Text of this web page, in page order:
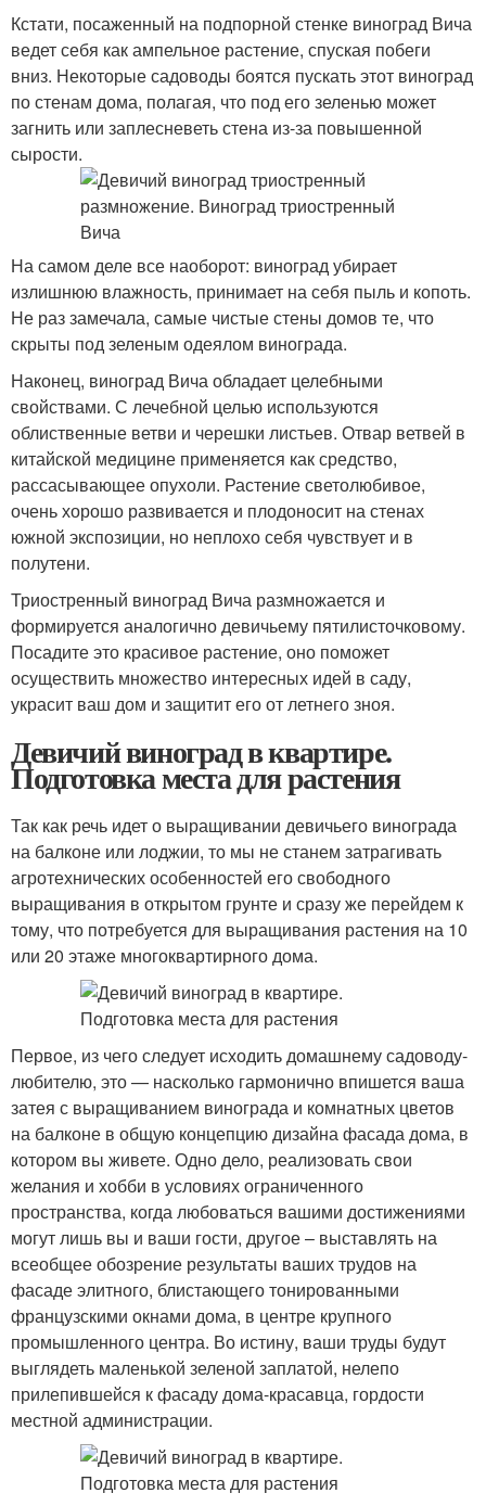
Кстати, посаженный на подпорной стенке виноград Вича
ведет себя как ампельное растение, спуская побеги
вниз. Некоторые садоводы боятся пускать этот виноград
по стенам дома, полагая, что под его зеленью может
загнить или заплесневеть стена из-за повышенной
сырости.
На самом деле все наоборот: виноград убирает
излишнюю влажность, принимает на себя пыль и копоть.
Не раз замечала, самые чистые стены домов те, что
скрыты под зеленым одеялом винограда.
Наконец, виноград Вича обладает целебными
свойствами. С лечебной целью используются
облиственные ветви и черешки листьев. Отвар ветвей в
китайской медицине применяется как средство,
рассасывающее опухоли. Растение светолюбивое,
очень хорошо развивается и плодоносит на стенах
южной экспозиции, но неплохо себя чувствует и в
полутени.
Триостренный виноград Вича размножается и
формируется аналогично девичьему пятилисточковому.
Посадите это красивое растение, оно поможет
осуществить множество интересных идей в саду,
украсит ваш дом и защитит его от летнего зноя.
Девичий виноград в квартире.
Подготовка места для растения
Так как речь идет о выращивании девичьего винограда
на балконе или лоджии, то мы не станем затрагивать
агротехнических особенностей его свободного
выращивания в открытом грунте и сразу же перейдем к
тому, что потребуется для выращивания растения на 10
или 20 этаже многоквартирного дома.
Первое, из чего следует исходить домашнему садоводу-
любителю, это — насколько гармонично впишется ваша
затея с выращиванием винограда и комнатных цветов
на балконе в общую концепцию дизайна фасада дома, в
котором вы живете. Одно дело, реализовать свои
желания и хобби в условиях ограниченного
пространства, когда любоваться вашими достижениями
могут лишь вы и ваши гости, другое – выставлять на
всеобщее обозрение результаты ваших трудов на
фасаде элитного, блистающего тонированными
французскими окнами дома, в центре крупного
промышленного центра. Во истину, ваши труды будут
выглядеть маленькой зеленой заплатой, нелепо
прилепившейся к фасаду дома-красавца, гордости
местной администрации.